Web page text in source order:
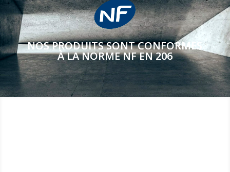
NOS PRODUITS SONT CONFORMES
À LA NORME NF EN 206